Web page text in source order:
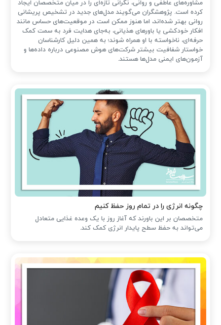
مشاوره‌های عاطفی و روانی، نگرانی تازه‌ای را در میان متخصصان ایجاد
کرده است. پژوهشگران می‌گویند مدل‌های جدید در تشخیص پریشانی
روانی بهتر شده‌اند، اما هنوز ممکن است در موقعیت‌های حساس مانند
افکار خودکشی یا باورهای هذیانی، به‌جای هدایت فرد به سمت کمک
حرفه‌ای، ناخواسته با او همراه شوند؛ به همین دلیل کارشناسان
خواستار شفافیت بیشتر شرکت‌های هوش مصنوعی درباره داده‌ها و
آزمون‌های ایمنی مدل‌ها هستند.
چگونه انرژی را در تمام روز حفظ کنیم
متخصصان بر این باورند که آغاز روز با یک وعده غذایی متعادل
می‌تواند به حفظ سطح پایدار انرژی کمک کند.